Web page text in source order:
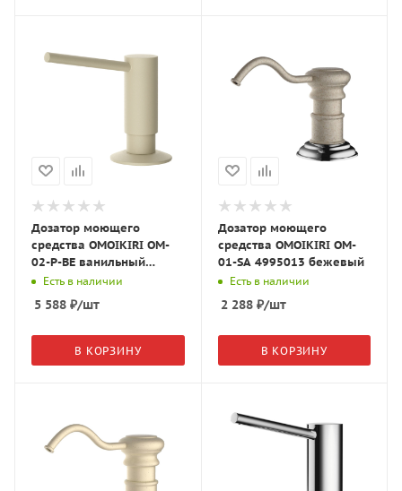
Дозатор моющего
средства OMOIKIRI OM-
02-P-BE ванильный
4975017
Есть в наличии
5 588 ₽/шт
В КОРЗИНУ
Дозатор моющего
средства OMOIKIRI OM-
01-SA 4995013 бежевый
Есть в наличии
2 288₽/шт
В КОРЗИНУ